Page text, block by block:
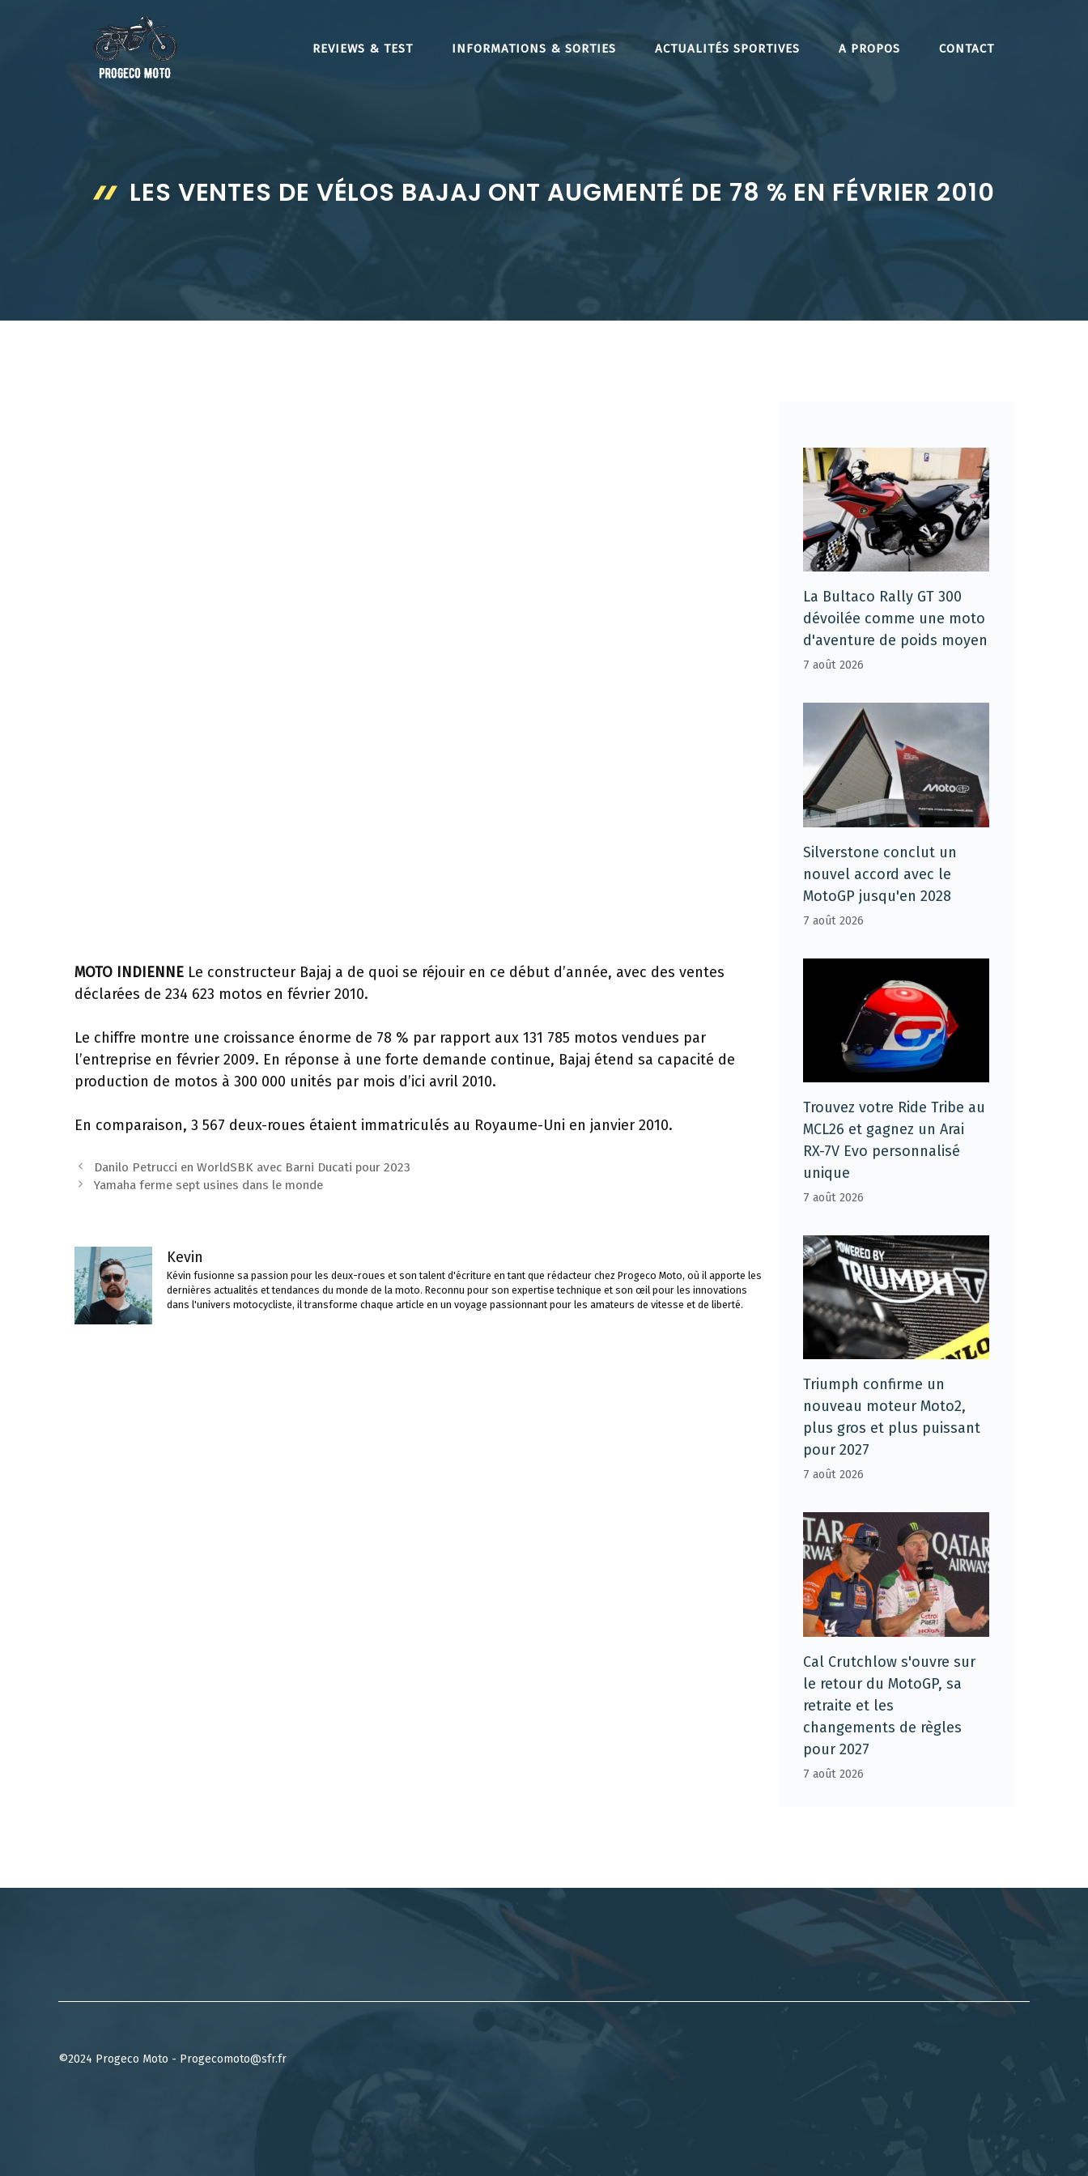
REVIEWS & TEST INFORMATIONS & SORTIES ACTUALITÉS SPORTIVES A PROPOS CONTACT
LES VENTES DE VÉLOS BAJAJ ONT AUGMENTÉ DE 78 % EN FÉVRIER 2010
MOTO INDIENNE Le constructeur Bajaj a de quoi se réjouir en ce début d’année, avec des ventes
déclarées de 234 623 motos en février 2010.
Le chiffre montre une croissance énorme de 78 % par rapport aux 131 785 motos vendues par
l’entreprise en février 2009. En réponse à une forte demande continue, Bajaj étend sa capacité de
production de motos à 300 000 unités par mois d’ici avril 2010.
En comparaison, 3 567 deux-roues étaient immatriculés au Royaume-Uni en janvier 2010.
Navigation
des
Danilo Petrucci en WorldSBK avec Barni Ducati pour 2023
Yamaha ferme sept usines dans le monde
Kevin
Kévin fusionne sa passion pour les deux-roues et son talent d'écriture en tant que rédacteur chez Progeco Moto, où il apporte les
dernières actualités et tendances du monde de la moto. Reconnu pour son expertise technique et son œil pour les innovations
dans l'univers motocycliste, il transforme chaque article en un voyage passionnant pour les amateurs de vitesse et de liberté.
La Bultaco Rally GT 300
dévoilée comme une moto
d'aventure de poids moyen
7 août 2026
Silverstone conclut un
nouvel accord avec le
MotoGP jusqu'en 2028
7 août 2026
Trouvez votre Ride Tribe au
MCL26 et gagnez un Arai
RX-7V Evo personnalisé
unique
7 août 2026
Triumph confirme un
nouveau moteur Moto2,
plus gros et plus puissant
pour 2027
7 août 2026
Cal Crutchlow s'ouvre sur
le retour du MotoGP, sa
retraite et les
changements de règles
pour 2027
7 août 2026
©2024 Progeco Moto - Progecomoto@sfr.fr